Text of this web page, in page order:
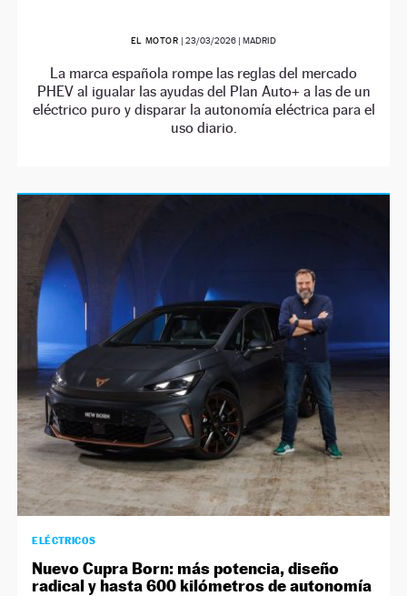
EL MOTOR |23/03/2026 | MADRID
La marca española rompe las reglas del mercado
PHEV al igualar las ayudas del Plan Auto+ a las de un
eléctrico puro y disparar la autonomía eléctrica para el
uso diario.
ELÉCTRICOS
Nuevo Cupra Born: más potencia, diseño
radical y hasta 600 kilómetros de autonomía